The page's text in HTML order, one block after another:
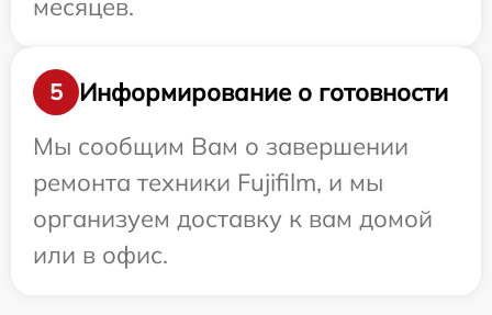
месяцев.
5
Информирование о готовности
Мы сообщим Вам о завершении
ремонта техники Fujifilm, и мы
организуем доставку к вам домой
или в офис.